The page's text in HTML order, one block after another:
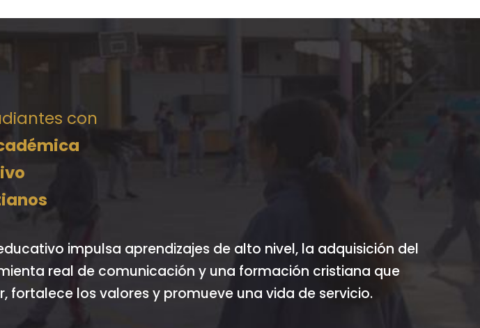
con
impulsa aprendizajes de alto nivel, la adquisición del
real de comunicación y una formación cristiana que
fortalece los valores y promueve una vida de servicio.